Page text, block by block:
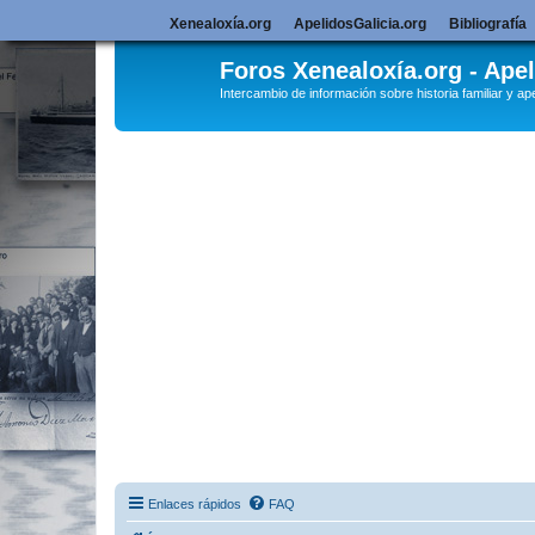
Foros Xenealoxía.org -
Intercambio de información sobre historia familiar y
Enlaces rápidos FAQ
Xenealoxía.org ApelidosGalicia.org Bibliografía